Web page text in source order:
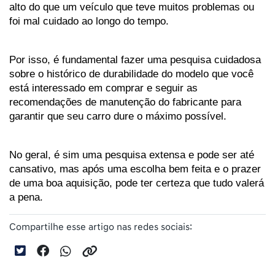
alto do que um veículo que teve muitos problemas ou
foi mal cuidado ao longo do tempo.
Por isso, é fundamental fazer uma pesquisa cuidadosa
sobre o histórico de durabilidade do modelo que você
está interessado em comprar e seguir as
recomendações de manutenção do fabricante para
garantir que seu carro dure o máximo possível.
No geral, é sim uma pesquisa extensa e pode ser até
cansativo, mas após uma escolha bem feita e o prazer
de uma boa aquisição, pode ter certeza que tudo valerá
a pena.
Compartilhe esse artigo nas redes sociais: